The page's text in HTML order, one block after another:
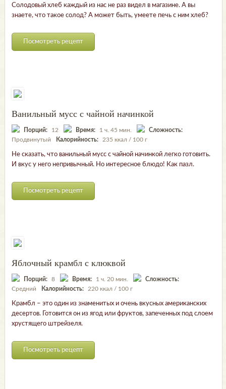
Солодовый хлеб каждый из нас не раз видел в магазине. А вы
знаете, что такое солод? А может быть, умеете печь с ним хлеб?
Посмотреть рецепт
Ванильный мусс с чайной начинкой
Порций: 12 Время: 1 ч. 45 мин.
Сложность:
Продвинутый
Калорийность: 235 ккал / 100 г
Не сказать, что ванильный мусс с чайной начинкой легко готовить.
И вкус у него непривычный. Но интересное блюдо! Как пазл.
Посмотреть рецепт
Яблочный крамбл с клюквой
Порций: 8 Время: 1 ч. 20 мин.
Сложность:
Средний
Калорийность: 220 ккал / 100 г
Крамбл – это один из знаменитых и очень вкусных американских
десертов. Готовится он из ягод или фруктов, запеченных под слоем
хрустящего штрейзеля.
Посмотреть рецепт